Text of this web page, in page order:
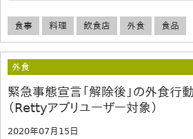
食事 料理 飲食店 外食 食品
外食
緊急事態宣言「解除後」の外食行
（Rettyアプリユーザー対象）
2020年07月15日